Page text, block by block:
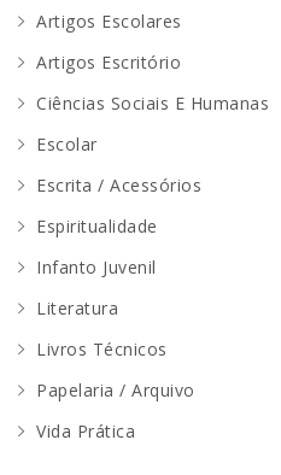
Artigos Escolares
Artigos Escritório
Ciências Sociais E Humanas
Escolar
Escrita / Acessórios
Espiritualidade
Infanto Juvenil
Literatura
Livros Técnicos
Papelaria / Arquivo
Vida Prática